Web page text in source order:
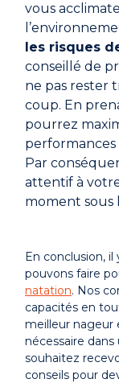
vous
les risques
conseillé de
ne pas rester
coup. En
pourrez
performances
Par
attentif à
moment sous
En conclusion,
pouvons faire
natation. Nos
capacités en
meilleur nageur
nécessaire
souhaitez
conseils pour